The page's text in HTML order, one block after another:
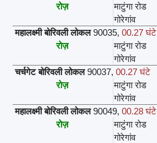
रोज़
माटुंगा रोड
गोरेगांव
महालक्ष्मी बोरिवली लोकल 90035, 00.27 घंटे
रोज़
माटुंगा रोड
गोरेगांव
चर्चगेट बोरिवली लोकल 90037, 00.27 घंटे
रोज़
माटुंगा रोड
गोरेगांव
महालक्ष्मी बोरिवली लोकल 90049, 00.28 घंटे
रोज़
माटुंगा रोड
गोरेगांव